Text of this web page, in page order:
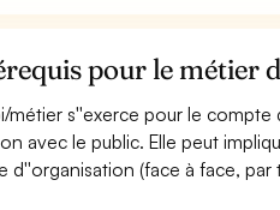
pour le métier
métier s''exerce pour le
avec le public. Elle peut
d''organisation (face à face,